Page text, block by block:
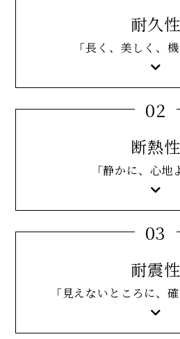
耐久性
「長く、美しく、
02
断熱性
「静かに、心地
03
耐震性
「見えないところに、